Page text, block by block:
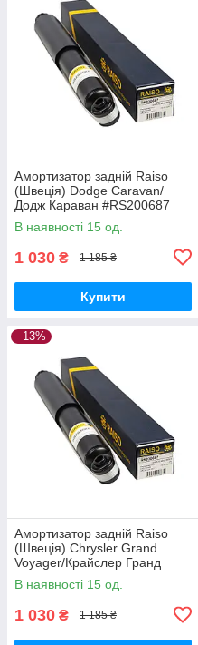
Амортизатор задній Raiso
(Швеція) Dodge Caravan/
Додж Караван #RS200687
UAKHNFL17
В наявності 15 од.
1 030 ₴ 1 185 ₴
Купити
–13%
Амортизатор задній Raiso
(Швеція) Chrysler Grand
Voyager/Крайслер Гранд
Вояжер 99-08 #RS200687
UANWSFO17
В наявності 15 од.
1 030 ₴ 1 185 ₴